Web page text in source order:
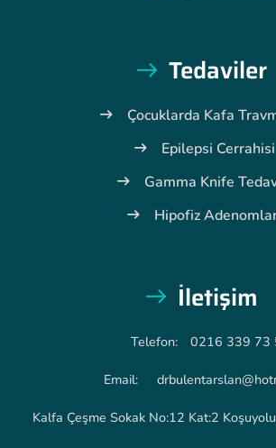
Tedaviler
Çocuklarda Kafa
Epilepsi Cerrahisi
Gamma Knife
Hipofiz
İletişim
Telefon: 0216 339 73
Email:
Kalfa Çeşme Sokak No:12 Kat:2